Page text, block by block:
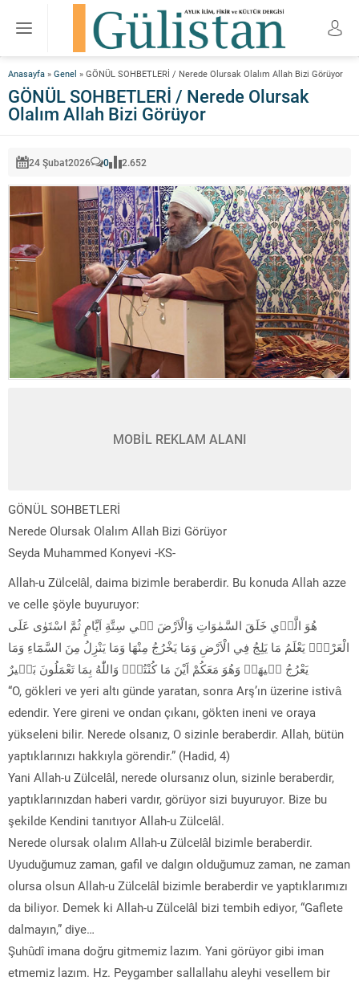
Anasayfa » Genel » GÖNÜL SOHBETLERİ / Nerede Olursak Olalım Allah Bizi Görüyor
GÖNÜL SOHBETLERİ / Nerede Olursak
Olalım Allah Bizi Görüyor
24 Şubat2026 0 2.652
MOBİL REKLAM ALANI
GÖNÜL SOHBETLERİ
Nerede Olursak Olalım Allah Bizi Görüyor
Seyda Muhammed Konyevi -KS-
Allah-u Zülcelâl, daima bizimle beraberdir. Bu konuda Allah azze
ve celle şöyle buyuruyor:
هُوَ الَّذ۪ي خَلَقَ السَّمٰوَاتِ وَالْاَرْضَ ف۪ي سِتَّةِ اَيَّامٍ ثُمَّ اسْتَوٰى عَلَى
الْعَرْشِۜ يَعْلَمُ مَا يَلِجُ فِي الْاَرْضِ وَمَا يَخْرُجُ مِنْهَا وَمَا يَنْزِلُ مِنَ السَّمَٓاءِ وَمَا
يَعْرُجُ ف۪يهَاۜ وَهُوَ مَعَكُمْ اَيْنَ مَا كُنْتُمْۜ وَاللّٰهُ بِمَا تَعْمَلُونَ بَص۪يرٌ
“O, gökleri ve yeri altı günde yaratan, sonra Arş’ın üzerine istivâ
edendir. Yere gireni ve ondan çıkanı, gökten ineni ve oraya
yükseleni bilir. Nerede olsanız, O sizinle beraberdir. Allah, bütün
yaptıklarınızı hakkıyla görendir.” (Hadid, 4)
Yani Allah-u Zülcelâl, nerede olursanız olun, sizinle beraberdir,
yaptıklarınızdan haberi vardır, görüyor sizi buyuruyor. Bize bu
şekilde Kendini tanıtıyor Allah-u Zülcelâl.
Nerede olursak olalım Allah-u Zülcelâl bizimle beraberdir.
Uyuduğumuz zaman, gafil ve dalgın olduğumuz zaman, ne zaman
olursa olsun Allah-u Zülcelâl bizimle beraberdir ve yaptıklarımızı
da biliyor. Demek ki Allah-u Zülcelâl bizi tembih ediyor, “Gaflete
dalmayın,” diye…
Şuhûdî imana doğru gitmemiz lazım. Yani görüyor gibi iman
etmemiz lazım. Hz. Peygamber sallallahu aleyhi vesellem bir